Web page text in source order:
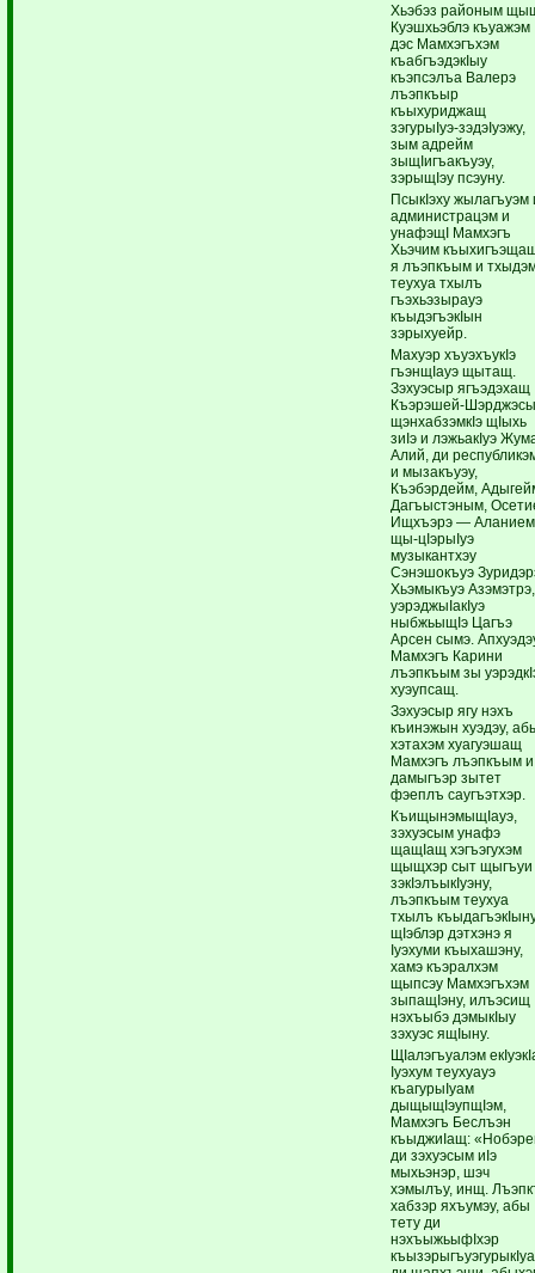
Хьэбэз районым
Куэшхьэблэ къуажэм
дэс Мамхэгъхэм
къабгъэдэкIыу
къэпсэлъа Валерэ
лъэпкъыр
къыхуриджащ
зэгурыIуэ-зэдэIуэжу,
зым адрейм
зыщIигъакъуэу,
зэрыщIэу псэуну.
ПсыкIэху жылагъуэм
администрацэм и
унафэщI Мамхэгъ
Хьэчим
я лъэпкъым и
теухуа тхылъ
гъэхьэзырауэ
къыдэгъэкIын
зэрыхуейр.
Махуэр хъуэхъукIэ
гъэнщIауэ щытащ.
Зэхуэсыр ягъэдэхащ
Къэрэшей-
щэнхабзэмкIэ щIыхь
зиIэ и лэжьакIуэ
Алий, ди
и мызакъуэу,
Къэбэрдейм,
Дагъыстэным,
Ищхъэрэ — Аланием
щы-цIэрыIуэ
музыкантхэу
Сэнэшокъуэ
Хьэмыкъуэ Азэмэтрэ,
уэрэджыIакIуэ
ныбжьыщIэ Цагъэ
Арсен сымэ.
Мамхэгъ Карини
лъэпкъым зы
хуэупсащ.
Зэхуэсыр ягу нэхъ
къинэжын хуэдэу,
хэтахэм хуагуэшащ
Мамхэгъ лъэпкъым и
дамыгъэр зытет
фэеплъ саугъэтхэр.
КъищынэмыщIауэ,
зэхуэсым унафэ
щащIащ хэгъэгухэм
щыщхэр сыт щыгъуи
зэкIэлъыкIуэну,
лъэпкъым теухуа
тхылъ
щIэблэр дэтхэнэ я
Iуэхуми къыхашэну,
хамэ къэралхэм
щыпсэу Мамхэгъхэм
зыпащIэну, илъэсищ
нэхъыбэ дэмыкIыу
зэхуэс ящIыну.
ЩIалэгъуалэм
Iуэхум теухуауэ
къагурыIуам
дыщыщIэупщIэм,
Мамхэгъ Беслъэн
къыджиIащ:
ди зэхуэсым иIэ
мыхьэнэр, шэч
хэмылъу, инщ.
хабзэр яхъумэу, абы
тету ди
нэхъыжьыфIхэр